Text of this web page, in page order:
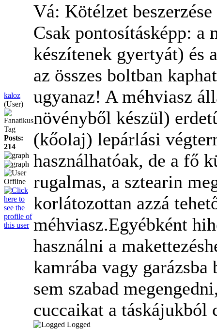
kaloz
(User)
Fanatikus
Tag
Posts:
214
Vá: Kötélzet beszerzése
Csak pontosításképp: a
készítenek gyertyát) és
az összes boltban
ugyanaz! A méhviasz
növényből készül)
(kőolaj) lepárlási
használhatóak, de a fő
rugalmas, a sztearin
korlátozottan azzá
méhviasz.Egyébként
használni a
kamrába vagy
sem szabad
cuccaikat a táskájukból
Logged